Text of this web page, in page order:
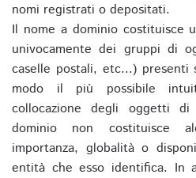
nomi registrati o depositati.
Il nome a dominio costituisce
univocamente dei gruppi di
caselle postali, etc...) presenti
modo il più possibile
collocazione degli oggetti
dominio non costituisce
importanza, globalità o
entità che esso identifica. In